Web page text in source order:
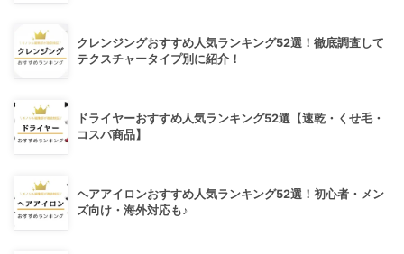
クレンジングおすすめ人気ランキング52選！徹底調査して
テクスチャータイプ別に紹介！
ドライヤーおすすめ人気ランキング52選【速乾・くせ毛・
コスパ商品】
ヘアアイロンおすすめ人気ランキング52選！初心者・メン
ズ向け・海外対応も♪